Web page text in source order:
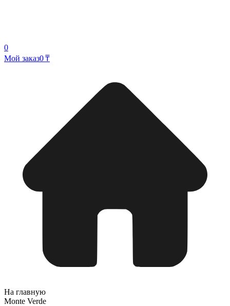
0
Мой заказ0 ₸
На главную
Monte Verde